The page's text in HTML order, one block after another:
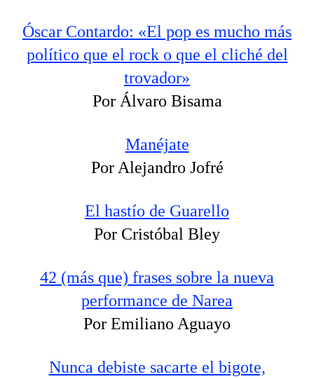
Óscar Contardo: «El pop es mucho más
político que el rock o que el cliché del
trovador»
Por Álvaro Bisama
Manéjate
Por Alejandro Jofré
El hastío de Guarello
Por Cristóbal Bley
42 (más que) frases sobre la nueva
performance de Narea
Por Emiliano Aguayo
Nunca debiste sacarte el bigote,